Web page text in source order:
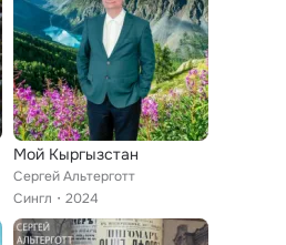
Мой Кыргызстан
Сергей Альтерготт
Сингл
2024